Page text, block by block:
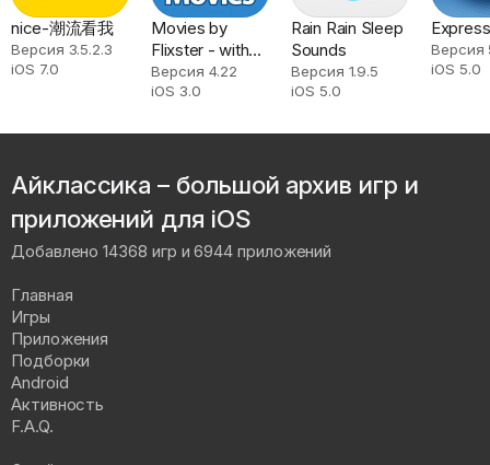
nice-潮流看我
Версия 3.5.2.3
iOS 7.0
Movies by
Flixster - with
Rotten
Tomatoes
Версия 4.22
iOS 3.0
Rain Rain Sleep
Sounds
Версия 1.9.5
iOS 5.0
Версия
iOS 5.0
Айклассика – большой архив игр и
приложений для iOS
Добавлено 14368 игр и 6944 приложений
Главная
Игры
Приложения
Подборки
Android
Активность
F.A.Q.